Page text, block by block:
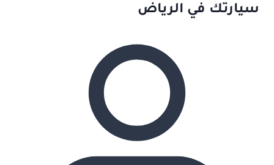
سيارتك في الرياض